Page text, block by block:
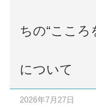
ちの“こころ
について
2026年7月27日